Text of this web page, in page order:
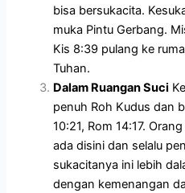
bisa bersukacita.
muka Pintu Gerbang.
Kis 8:39 pulang ke
Tuhan.
Dalam Ruangan Suci
penuh Roh Kudus dan
10:21, Rom 14:17.
ada disini dan selalu
sukacitanya ini lebih
dengan kemenangan